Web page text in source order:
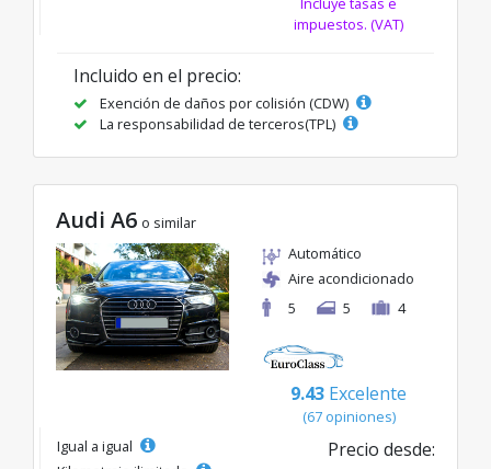
impuestos. (VAT)
Incluido en el precio:
Exención de daños por colisión (CDW)
La responsabilidad de terceros(TPL)
Audi A6 o similar
Automático
Aire acondicionado
5
5 4
9.43 Excelente
(67 opiniones)
Igual a igual
Precio desde: